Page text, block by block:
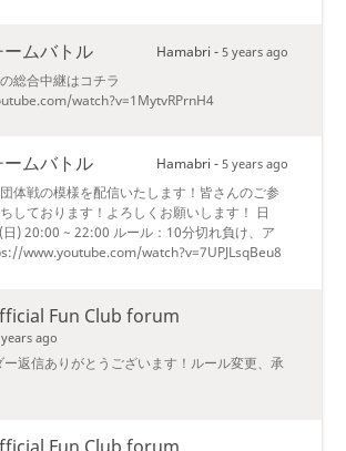
ムバトル Hamabri - 5 years ago
総合中継はコチラ
watch?v=1MytvRPrnH4
ムバトル Hamabri - 5 years ago
体戦の模様を配信いたします！皆さんのご参
しております！よろしくお願いします！ 日
) 20:00 ~ 22:00 ルール：10分切れ負け、ア
www.youtube.com/watch?v=7UPJLsqBeu8
Fun Club forum
years ago
返信ありがとうございます！ルール変更、承
Fun Club forum